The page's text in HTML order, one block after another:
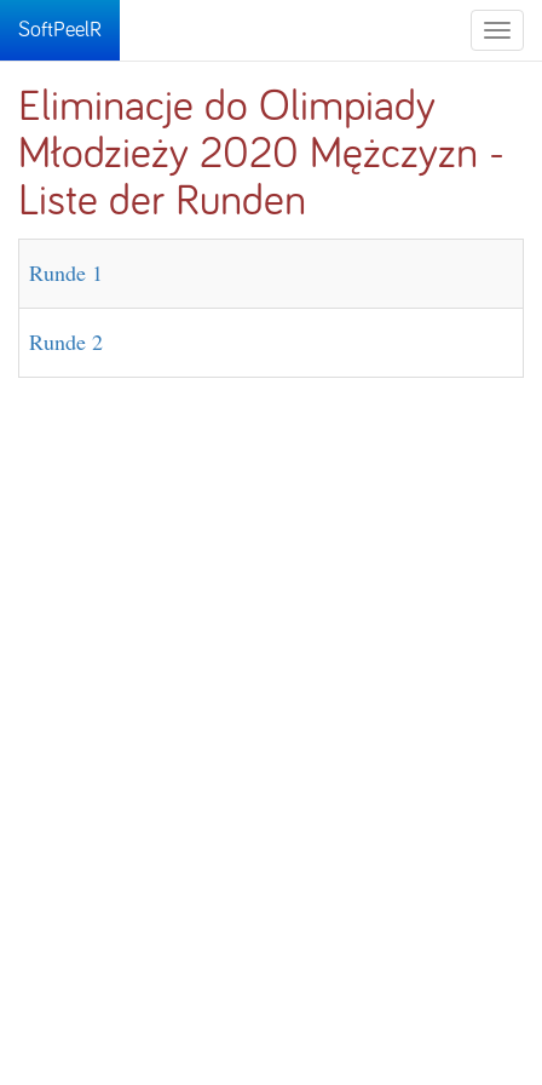
Toggle
SoftPeelR
Eliminacje do Olimpiady
Młodzieży 2020 Mężczyzn -
Liste der Runden
Runde 1
Runde 2